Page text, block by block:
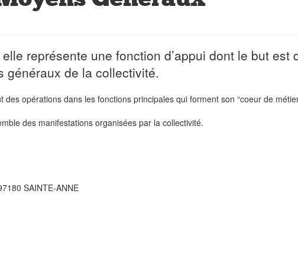
représente une fonction d’appui dont le but est
généraux de la collectivité.
opérations dans les fonctions principales qui forment son “coeur de
des manifestations organisées par la collectivité.
SAINTE-ANNE